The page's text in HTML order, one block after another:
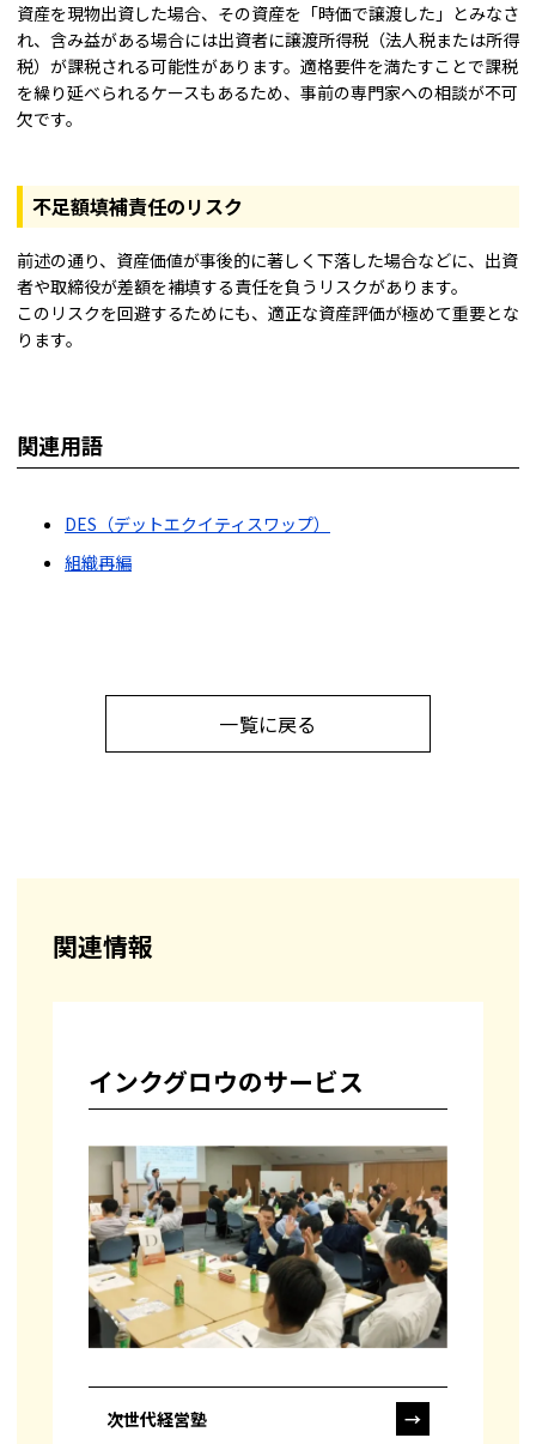
資産を現物出資した場合、その資産を「時価で譲渡した」とみなさ
れ、含み益がある場合には出資者に譲渡所得税（法人税または所得
税）が課税される可能性があります。適格要件を満たすことで課税
を繰り延べられるケースもあるため、事前の専門家への相談が不可
欠です。
不足額填補責任のリスク
前述の通り、資産価値が事後的に著しく下落した場合などに、出資
者や取締役が差額を補填する責任を負うリスクがあります。
このリスクを回避するためにも、適正な資産評価が極めて重要とな
ります。
関連用語
DES（デットエクイティスワップ）
組織再編
一覧に戻る
関連情報
インクグロウのサービス
次世代経営塾 →